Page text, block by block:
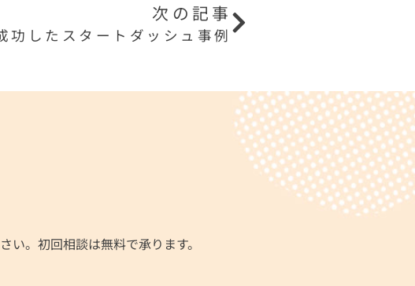
次の記事
功したスタートダッシュ事例
。初回相談は無料で承ります。